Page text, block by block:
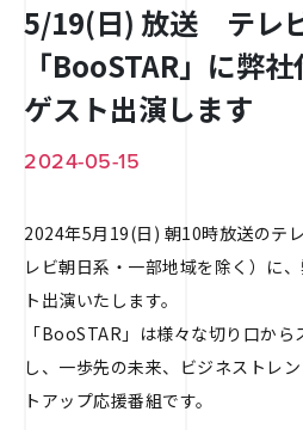
5/19(日) 放送 テレ
「BooSTAR」に弊
ゲスト出演します
2024-05-15
2024年5月19(日) 朝10時放送のテ
レビ朝日系・一部地域を除く）に
ト出演いたします。
「BooSTAR」は様々な切り口か
し、一歩先の未来、ビジネストレ
トアップ応援番組です。